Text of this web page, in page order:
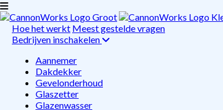
Hoe het werkt Meest gestelde vragen
Bedrijven inschakelen
Aannemer
Dakdekker
Gevelonderhoud
Glaszetter
Glazenwasser